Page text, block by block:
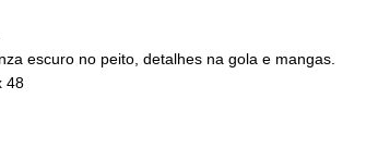
escuro no peito, detalhes na gola e mangas.
48